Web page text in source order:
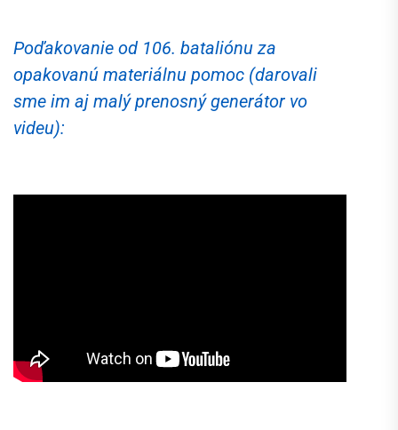
Poďakovanie od 106. bataliónu za
opakovanú materiálnu pomoc (darovali
sme im aj malý prenosný generátor vo
videu):